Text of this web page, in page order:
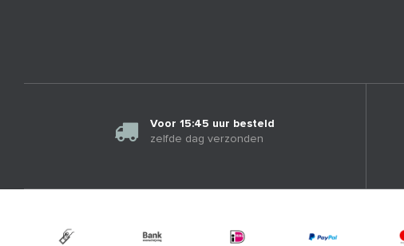
Voor 15:45 uur besteld
zelfde dag verzonden